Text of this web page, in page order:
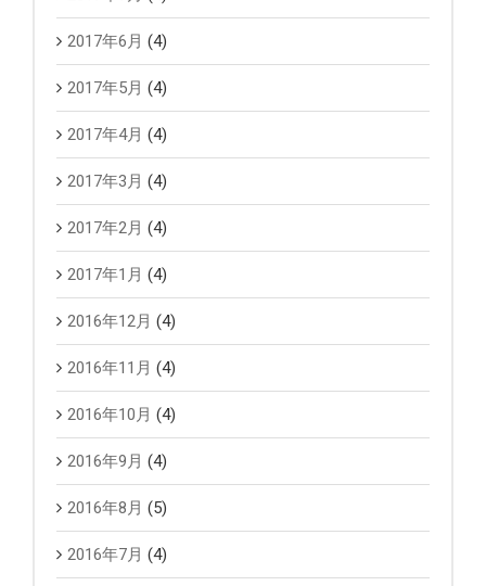
2017年6月 (4)
2017年5月 (4)
2017年4月 (4)
2017年3月 (4)
2017年2月 (4)
2017年1月 (4)
2016年12月 (4)
2016年11月 (4)
2016年10月 (4)
2016年9月 (4)
2016年8月 (5)
2016年7月 (4)